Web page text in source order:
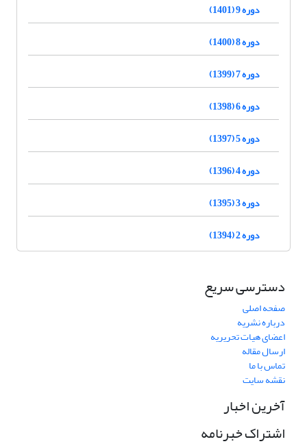
دوره 9 (1401)
دوره 8 (1400)
دوره 7 (1399)
دوره 6 (1398)
دوره 5 (1397)
دوره 4 (1396)
دوره 3 (1395)
دوره 2 (1394)
دسترسی سریع
صفحه اصلی
درباره نشریه
اعضای هیات تحریریه
ارسال مقاله
تماس با ما
نقشه سایت
آخرین اخبار
اشتراک خبرنامه